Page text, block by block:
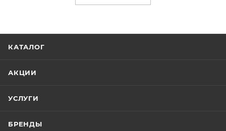
КАТАЛОГ
АКЦИИ
УСЛУГИ
БРЕНДЫ